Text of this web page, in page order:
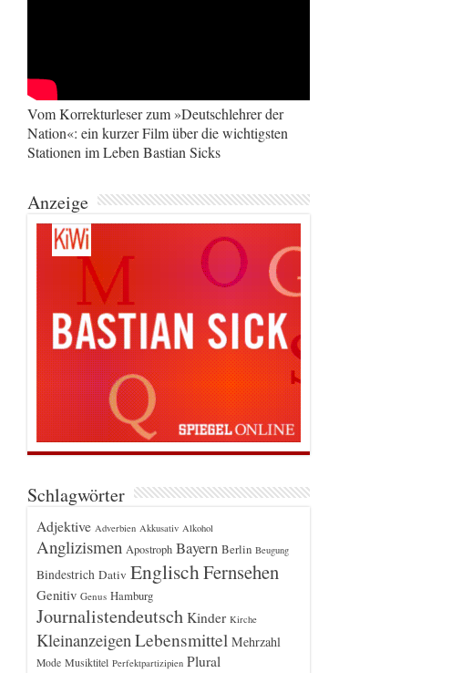
Vom Korrekturleser zum »Deutschlehrer der
Nation«: ein kurzer Film über die wichtigsten
Stationen im Leben Bastian Sicks
Anzeige
Schlagwörter
Adjektive Adverbien Akkusativ Alkohol
Anglizismen Apostroph Bayern Berlin Beugung
Bindestrich Dativ EnglischFernsehen
Genitiv Genus Hamburg
Journalistendeutsch Kinder Kirche
Kleinanzeigen Lebensmittel Mehrzahl
Mode Musiktitel Perfektpartizipien Plural